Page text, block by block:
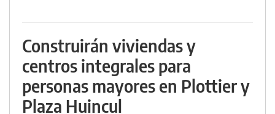
Construirán viviendas y
centros integrales para
personas mayores en Plottier y
Plaza Huincul